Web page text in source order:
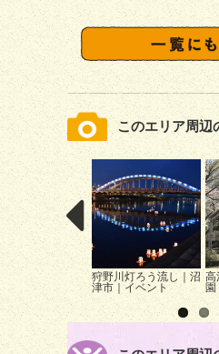
このエリア周辺
狩野川灯ろう流し｜沼
津市｜イベント
高
園